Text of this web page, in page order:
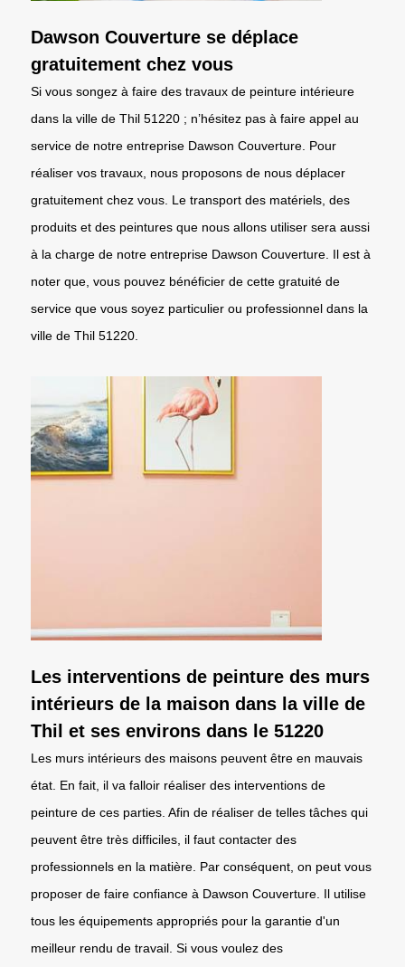
Dawson Couverture se déplace
gratuitement chez vous
Si vous songez à faire des travaux de peinture intérieure
dans la ville de Thil 51220 ; n’hésitez pas à faire appel au
service de notre entreprise Dawson Couverture. Pour
réaliser vos travaux, nous proposons de nous déplacer
gratuitement chez vous. Le transport des matériels, des
produits et des peintures que nous allons utiliser sera aussi
à la charge de notre entreprise Dawson Couverture. Il est à
noter que, vous pouvez bénéficier de cette gratuité de
service que vous soyez particulier ou professionnel dans la
ville de Thil 51220.
Les interventions de peinture des murs
intérieurs de la maison dans la ville de
Thil et ses environs dans le 51220
Les murs intérieurs des maisons peuvent être en mauvais
état. En fait, il va falloir réaliser des interventions de
peinture de ces parties. Afin de réaliser de telles tâches qui
peuvent être très difficiles, il faut contacter des
professionnels en la matière. Par conséquent, on peut vous
proposer de faire confiance à Dawson Couverture. Il utilise
tous les équipements appropriés pour la garantie d'un
meilleur rendu de travail. Si vous voulez des